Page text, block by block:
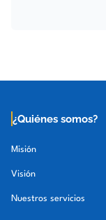
¿Quiénes somos?
Misión
Visión
Nuestros servicios